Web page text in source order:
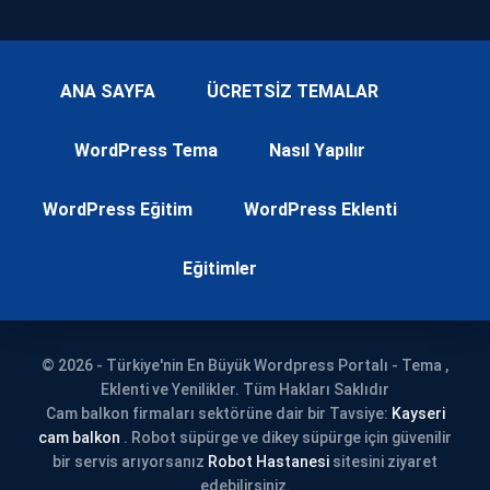
ANA SAYFA ÜCRETSİZ TEMALAR
WordPress Tema Nasıl Yapılır
WordPress Eğitim WordPress Eklenti
Eğitimler
© 2026 - Türkiye'nin En Büyük Wordpress Portalı - Tema ,
Eklenti ve Yenilikler. Tüm Hakları Saklıdır
Cam balkon firmaları sektörüne dair bir Tavsiye: Kayseri
cam balkon . Robot süpürge ve dikey süpürge için güvenilir
bir servis arıyorsanız Robot Hastanesi sitesini ziyaret
edebilirsiniz.